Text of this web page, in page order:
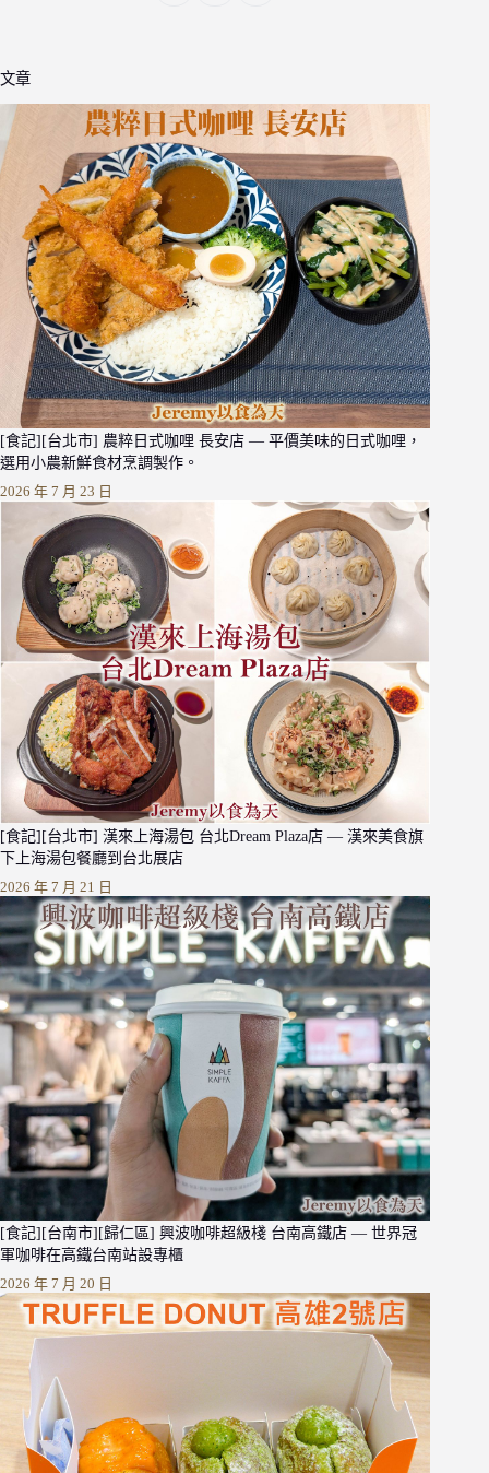
文章
[食記][台北市] 農粹日式咖哩 長安店 — 平價美味的日式咖哩，
選用小農新鮮食材烹調製作。
2026 年 7 月 23 日
[食記][台北市] 漢來上海湯包 台北Dream Plaza店 — 漢來美食旗
下上海湯包餐廳到台北展店
2026 年 7 月 21 日
[食記][台南市][歸仁區] 興波咖啡超級棧 台南高鐵店 — 世界冠
軍咖啡在高鐵台南站設專櫃
2026 年 7 月 20 日